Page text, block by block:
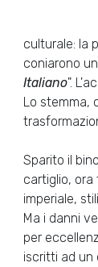
culturale: la
coniarono
Italiano".
Lo stemma,
Sparito il
cartiglio, ora
imperiale,
Ma i danni
per
iscritti ad un